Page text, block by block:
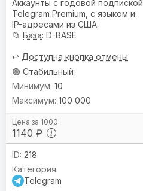
Аккаунты с годовой подпиской
Telegram Premium, с языком и
IP-адресами из США.
📁 База: D-BASE
↩️ Доступна кнопка отмены
🟢 Стабильный
1140 ₽
10
100 000
218
Telegram